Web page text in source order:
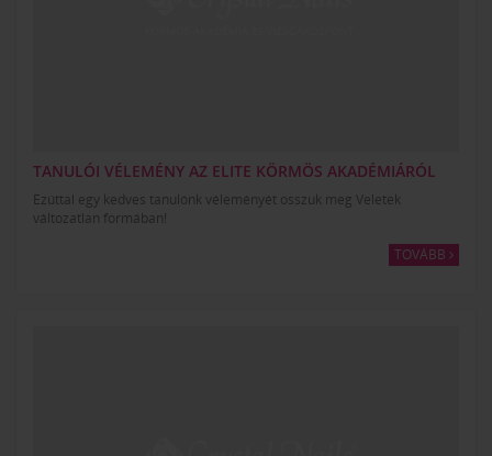
TANULÓI VÉLEMÉNY AZ ELITE KÖRMÖS AKADÉMIÁRÓL
Ezúttal egy kedves tanulónk véleményét osszuk meg Veletek
változatlan formában!
TOVÁBB